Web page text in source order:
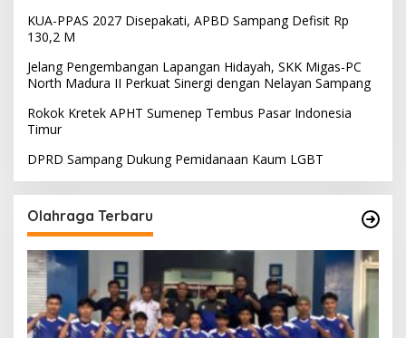
KUA-PPAS 2027 Disepakati, APBD Sampang Defisit Rp
130,2 M
Jelang Pengembangan Lapangan Hidayah, SKK Migas-PC
North Madura II Perkuat Sinergi dengan Nelayan Sampang
Rokok Kretek APHT Sumenep Tembus Pasar Indonesia
Timur
DPRD Sampang Dukung Pemidanaan Kaum LGBT
Olahraga Terbaru